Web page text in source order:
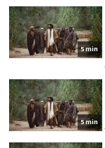
5 min
5 min